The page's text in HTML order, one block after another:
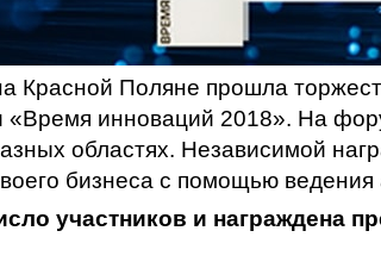
Красной Поляне прошла
инноваций 2018». На
областях. Независимой
бизнеса с помощью
участников и награждена